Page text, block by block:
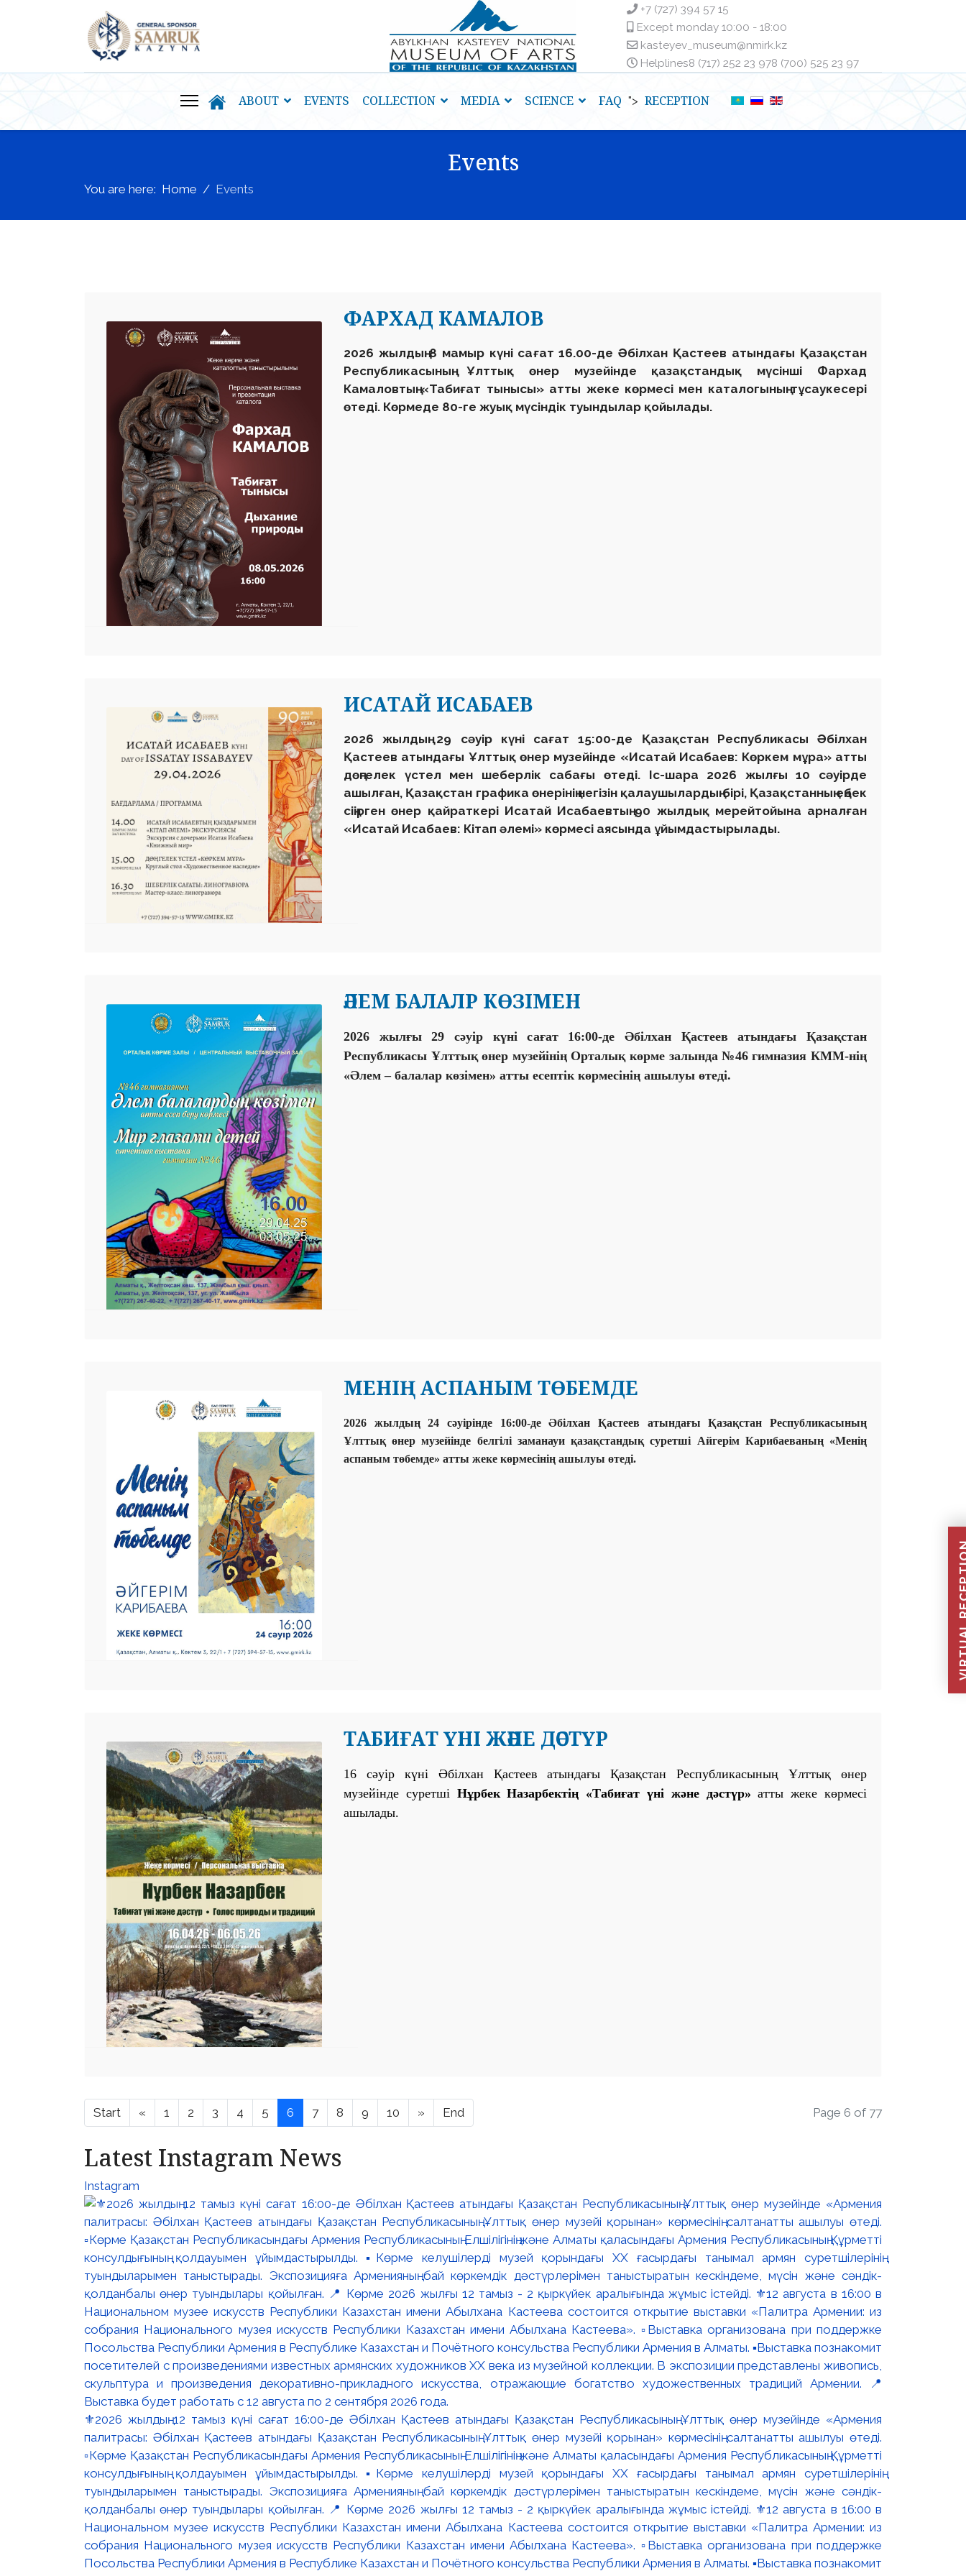
+7 (727) 394 57 15
Except monday 10:00 - 18:00
kasteyev_museum@nmirk.kz
Helplinesㅤ8 (717) 252 23 97ㅤㅤ8 (700) 525 23 97
ABOUT EVENTS COLLECTION MEDIA SCIENCE FAQ "> RECEPTION
Events
You are here: Home Events
ФАРХАД КАМАЛОВ
2026 жылдың 8 мамыр күні сағат 16.00-де Әбілхан Қастеев атындағы Қазақстан
Республикасының Ұлттық өнер музейінде қазақстандық мүсінші Фархад
Камаловтың «Табиғат тынысы» атты жеке көрмесі мен каталогының тұсаукесері
өтеді. Көрмеде 80-ге жуық мүсіндік туындылар қойылады.
ИСАТАЙ ИСАБАЕВ
2026 жылдың 29 сәуір күні сағат 15:00-де Қазақстан Республикасы Әбілхан
Қастеев атындағы Ұлттық өнер музейінде «Исатай Исабаев: Көркем мұра» атты
дөңгелек үстел мен шеберлік сабағы өтеді. Іс-шара 2026 жылғы 10 сәуірде
ашылған, Қазақстан графика өнерінің негізін қалаушылардың бірі, Қазақстанның еңбек
сіңірген өнер қайраткері Исатай Исабаевтың 90 жылдық мерейтойына арналған
«Исатай Исабаев: Кітап әлемі» көрмесі аясында ұйымдастырылады.
ӘЛЕМ БАЛАЛР КӨЗІМЕН
2026 жылғы 29 сәуір күні сағат 16:00-де Әбілхан Қастеев атындағы Қазақстан
Республикасы Ұлттық өнер музейінің Орталық көрме залында №46 гимназия КММ-нің
«Әлем – балалар көзімен» атты есептік көрмесінің ашылуы өтеді.
МЕНІҢ АСПАНЫМ ТӨБЕМДЕ
2026 жылдың 24 сәуірінде 16:00-де Әбілхан Қастеев атындағы Қазақстан Республикасының
Ұлттық өнер музейінде белгілі заманауи қазақстандық суретші Айгерім Карибаеваның «Менің
аспаным төбемде» атты жеке көрмесінің ашылуы өтеді.
ТАБИҒАТ ҮНІ ЖӘНЕ ДӘСТҮР
16 сәуір күні Әбілхан Қастеев атындағы Қазақстан Республикасының Ұлттық өнер
музейінде суретші Нұрбек Назарбектің «Табиғат үні және дәстүр» атты жеке көрмесі
ашылады.
Start « 1 2 3 4 5 6 7 8 9 10 » End Page 6 of 77
Latest Instagram News
Instagram
⚜️2026 жылдың 12 тамыз күні сағат 16:00-де Әбілхан Қастеев атындағы Қазақстан Республикасының Ұлттық өнер музейінде «Армения
палитрасы: Әбілхан Қастеев атындағы Қазақстан Республикасының Ұлттық өнер музейі қорынан» көрмесінің салтанатты ашылуы өтеді.
▫️Көрме Қазақстан Республикасындағы Армения Республикасының Елшілігінің және Алматы қаласындағы Армения Республикасының Құрметті
консулдығының қолдауымен ұйымдастырылды. ▪️Көрме келушілерді музей қорындағы ХХ ғасырдағы танымал армян суретшілерінің
туындыларымен таныстырады. Экспозицияға Арменияның бай көркемдік дәстүрлерімен таныстыратын кескіндеме, мүсін және сәндік-
қолданбалы өнер туындылары қойылған. 📍 Көрме 2026 жылғы 12 тамыз - 2 қыркүйек аралығында жұмыс істейді. ⚜️12 августа в 16:00 в
Национальном музее искусств Республики Казахстан имени Абылхана Кастеева состоится открытие выставки «Палитра Армении: из
собрания Национального музея искусств Республики Казахстан имени Абылхана Кастеева». ▫️Выставка организована при поддержке
Посольства Республики Армения в Республике Казахстан и Почётного консульства Республики Армения в Алматы. ▪️Выставка познакомит